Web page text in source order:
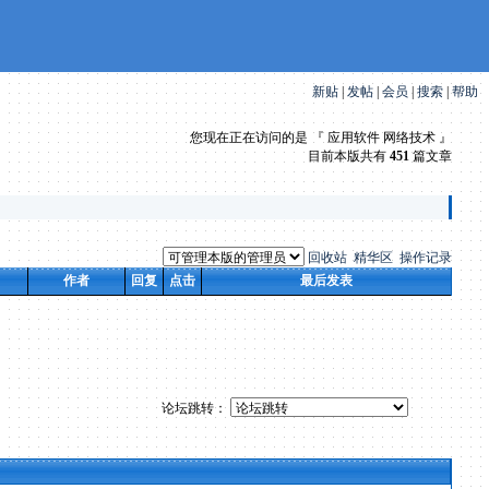
新贴 | 发帖 会员 | 搜索 |帮助
您现在正在访问的是 『 应用软件 网络技术 』
目前本版共有 451篇文章
回收站 精华区 操作记录
作者
回复 点击 最后发表
论坛跳转：